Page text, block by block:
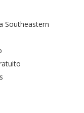
Southeastern